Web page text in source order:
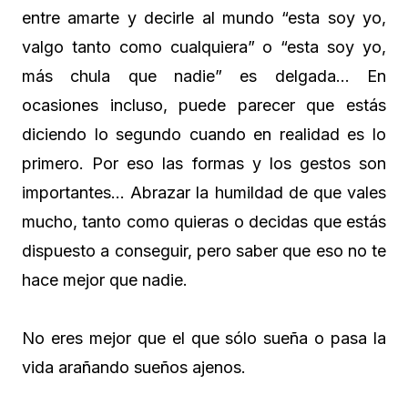
entre amarte y decirle al mundo “esta soy yo,
valgo tanto como cualquiera” o “esta soy yo,
más chula que nadie” es delgada… En
ocasiones incluso, puede parecer que estás
diciendo lo segundo cuando en realidad es lo
primero. Por eso las formas y los gestos son
importantes… Abrazar la humildad de que vales
mucho, tanto como quieras o decidas que estás
dispuesto a conseguir, pero saber que eso no te
hace mejor que nadie.
No eres mejor que el que sólo sueña o pasa la
vida arañando sueños ajenos.